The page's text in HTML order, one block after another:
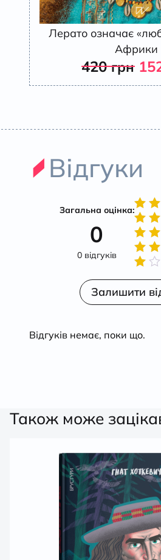
Лерато означає
Африки
420грн
Відгуки
Загальна оцінка:
0
0 відгуків
в5
в4
5
в3
5
в
1
Залишити
Відгуків немає, поки що.
Також може